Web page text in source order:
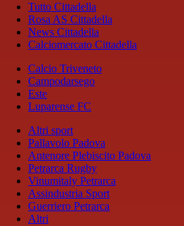
Tutto Cittadella
Rosa AS Cittadella
News Cittadella
Calciomercato Cittadella
Calcio Triveneto
Campodarsego
Este
Luparense FC
Altri sport
Pallavolo Padova
Antenore Plebiscito Padova
Petrarca Rugby
Vinumitaly Petrarca
Assindustria Sport
Guerriero Petrarca
Altri